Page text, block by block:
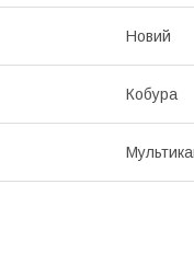
Новий
Кобура